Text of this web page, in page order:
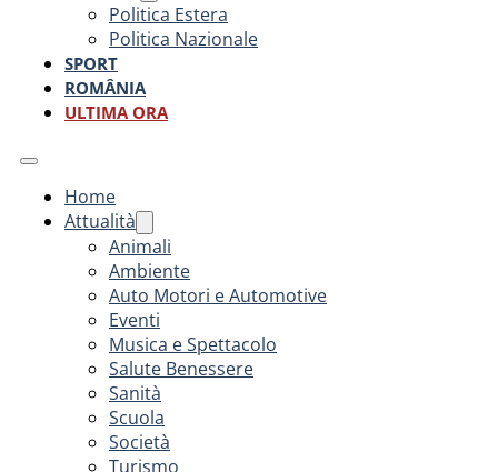
Politica Estera
Politica Nazionale
SPORT
ROMÂNIA
ULTIMA ORA
Home
Attualità
Animali
Ambiente
Auto Motori e Automotive
Eventi
Musica e Spettacolo
Salute Benessere
Sanità
Scuola
Società
Turismo